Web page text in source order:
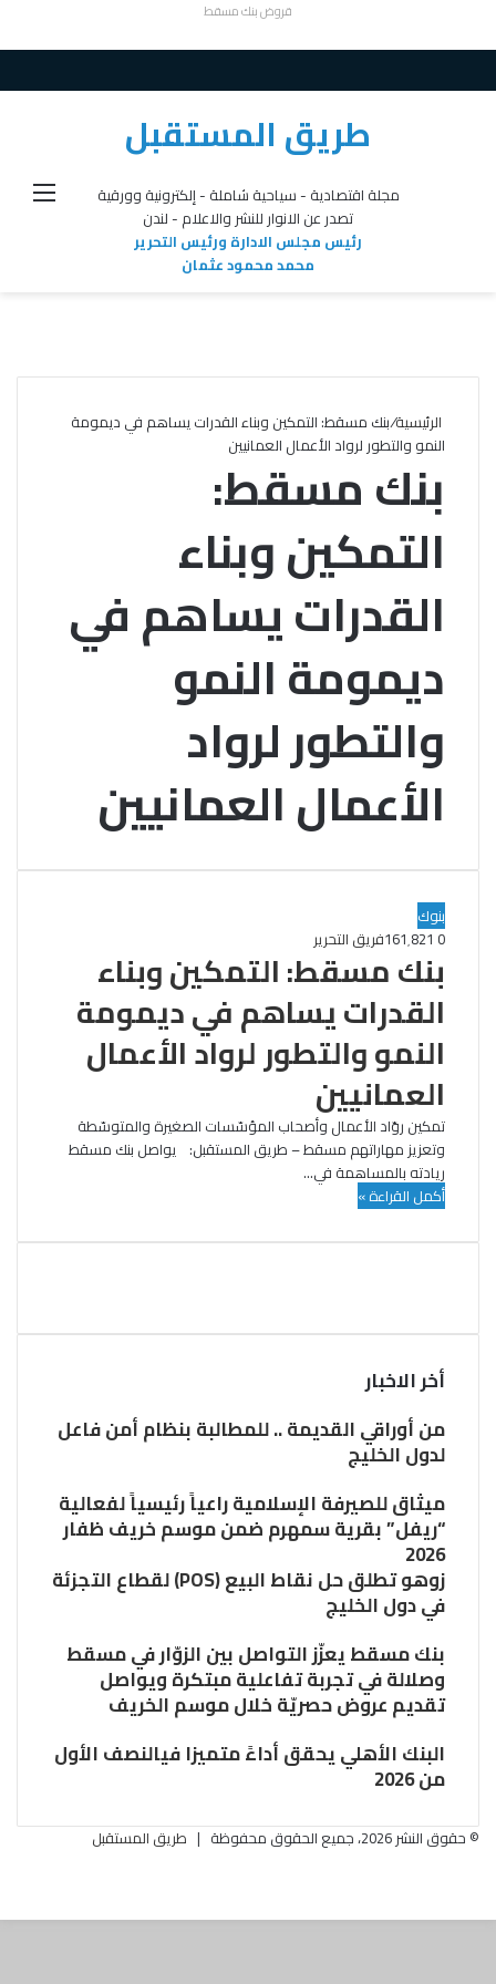
قروض بنك مسقط
طريق المستقبل
مجلة اقتصادية - سياحية شاملة - إلكترونية وورقية
تصدر عن الانوار للنشر والاعلام - لندن
رئيس مجلس الادارة ورئيس التحرير
محمد محمود عثمان
الرئيسية/بنك مسقط: التمكين وبناء القدرات يساهم في ديمومة
النمو والتطور لرواد الأعمال العمانيين
بنك مسقط:
التمكين وبناء
القدرات يساهم في
ديمومة النمو
والتطور لرواد
الأعمال العمانيين
بنوك
فريق التحرير
0
بنك مسقط: التمكين وبناء
القدرات يساهم في ديمومة
النمو والتطور لرواد الأعمال
العمانيين
تمكين روّاد الأعمال وأصحاب المؤسّسات الصغيرة والمتوسّطة
وتعزيز مهاراتهم مسقط – طريق المستقبل: يواصل بنك مسقط
ريادته بالمساهمة في…
أكمل القراءة »
أخر الاخبار
من أوراقي القديمة .. للمطالبة بنظام أمن فاعل
لدول الخليج
ميثاق للصيرفة الإسلامية راعياً رئيسياً لفعالية
“ريفل” بقرية سمهرم ضمن موسم خريف ظفار
2026
زوهو تطلق حل نقاط البيع (POS) لقطاع التجزئة
في دول الخليج
بنك مسقط يعزّز التواصل بين الزوّار في مسقط
وصلالة في تجربة تفاعلية مبتكرة ويواصل
تقديم عروض حصريّة خلال موسم الخريف
البنك الأهلي يحقق أداءً متميزا فيالنصف الأول
من 2026
© حقوق النشر 2026، جميع الحقوق محفوظة |
طريق المستقبل